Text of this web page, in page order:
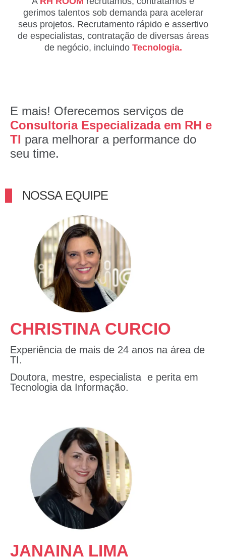
gerimos talentos sob demanda para acelerar
seus projetos. Recrutamento rápido e assertivo
de especialistas, contratação de diversas áreas
de negócio, incluindo Tecnologia.
E mais! Oferecemos serviços de
Consultoria Especializada em RH e
TI para melhorar a performance do
seu time.
NOSSA EQUIPE
CHRISTINA CURCIO
Experiência de mais de 24 anos na área de
TI.
Doutora, mestre, especialista e perita em
Tecnologia da Informação.
JANAINA LIMA